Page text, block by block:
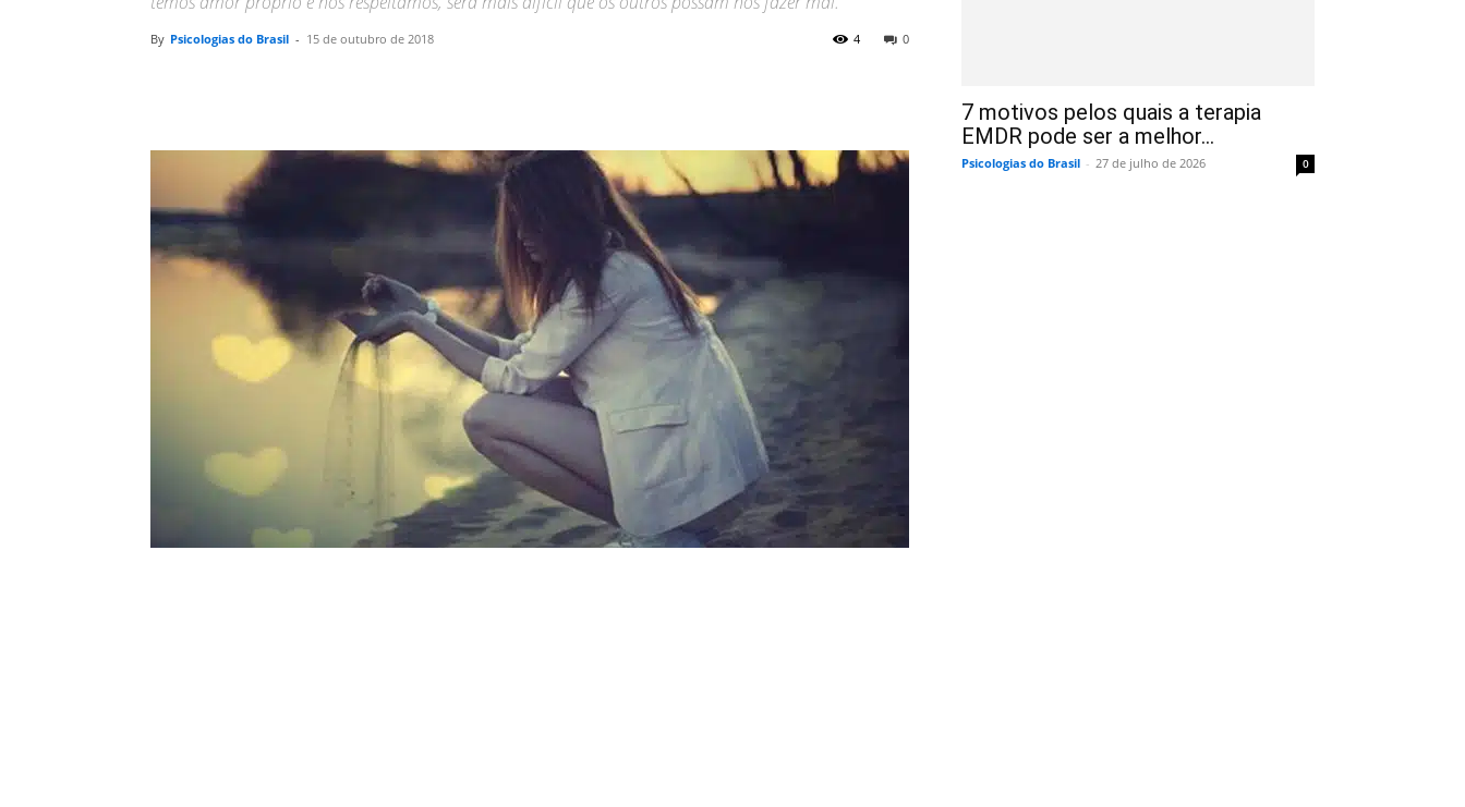
By Psicologias do Brasil - 15 de outubro de 2018 0
4
7 motivos pelos quais a terapia
EMDR pode ser a melhor...
Psicologias do Brasil - 27 de julho de 2026 0